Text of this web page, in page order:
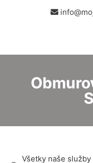
Všetky naše